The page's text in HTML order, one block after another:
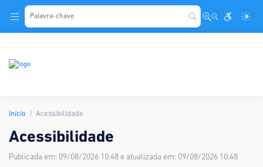
Início Acessibilidade
Acessibilidade
Publicada em: 09/08/2026 10:48 e atualizada em: 09/08/2026 10:48